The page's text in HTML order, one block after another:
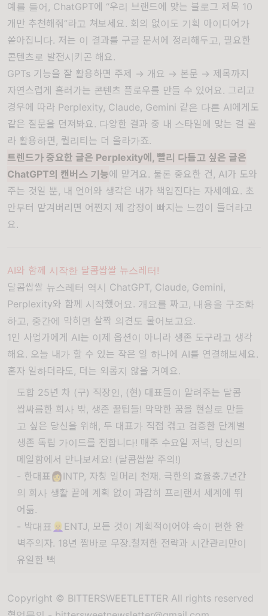
예를 들어, ChatGPT에 “우리 브랜드에 맞는 블로그 제목 10
개만 추천해줘”라고 쳐보세요. 회의 없이도 기획 아이디어가
쏟아집니다. 저는 이 결과를 구글 문서에 정리해두고, 필요한
콘텐츠로 발전시키곤 해요.
GPTs 기능을 잘 활용하면 주제 → 개요 → 본문 → 제목까지
자연스럽게 흘러가는 콘텐츠 플로우를 만들 수 있어요. 그리고
경우에 따라 Perplexity, Claude, Gemini 같은 다른 AI에게도
같은 질문을 던져봐요. 다양한 결과 중 내 스타일에 맞는 걸 골
라 활용하면, 퀄리티는 더 올라가죠.
트렌드가 중요한 글은 Perplexity에, 빨리 다듬고 싶은 글은
ChatGPT의 캔버스 기능에 맡겨요. 물론 중요한 건, AI가 도와
주는 것일 뿐, 내 언어와 생각은 내가 책임진다는 자세 예요. 초
안부터 맡겨버리면 어쩐지 제 감정이 빠지는 느낌이 들더라고
요.
AI와 함께 시작한 달콤쌉쌀 뉴스레터!
달콤쌉쌀 뉴스레터 역시 ChatGPT, Claude, Gemini,
Perplexity와 함께 시작했어요. 개요를 짜고, 내용을 구조화
하고, 중간에 막히면 살짝 의견도 물어보고요.
1인 사업가에게 AI는 이제 옵션이 아니라 생존 도구라고 생각
해요. 오늘 내가 할 수 있는 작은 일 하나에 AI를 연결해보세요.
혼자 일하더라도, 더는 외롭지 않을 거예요.
도합 25년 차 (구) 직장인, (현) 대표들이 알려주는 달콤
쌉싸름한 회사 밖, 생존 꿀팁들! 막막한 꿈을 현실로 만들
고 싶은 당신을 위해, 두 대표가 직접 겪고 검증한 단계별
생존 독립 가이드를 전합니다! 매주 수요일 저녁, 당신의
메일함에서 만나보세요! (달콤쌉쌀 주의!)
- 한대표👩INTP, 자칭 일머리 천재. 극한의 효율충.7년간
의 회사 생활 끝에 계획 없이 과감히 프리랜서 세계에 뛰
어듦.
- 박대표👱‍♀️ENTJ, 모든 것이 계획적이어야 속이 편한 완
벽주의자. 18년 짬바로 무장.철저한 전략과 시간관리만이
유일한 빽
Copyright © BITTERSWEETLETTER All rights reserved